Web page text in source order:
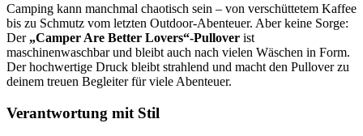
Camping kann manchmal chaotisch sein – von verschüttetem Kaffee
bis zu Schmutz vom letzten Outdoor-Abenteuer. Aber keine Sorge:
Der „Camper Are Better Lovers“-Pullover ist
maschinenwaschbar und bleibt auch nach vielen Wäschen in Form.
Der hochwertige Druck bleibt strahlend und macht den Pullover zu
deinem treuen Begleiter für viele Abenteuer.
Verantwortung mit Stil